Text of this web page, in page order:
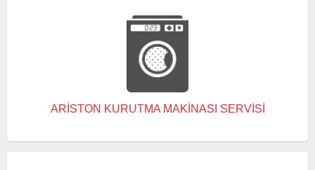
ARISTON KURUTMA MAKINASI SERVISI